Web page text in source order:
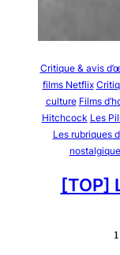
Critique & avis
films Netflix
culture Films
Hitchcock Les
Les rubriques
[TOP]